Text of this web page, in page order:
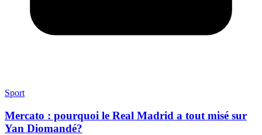
Sport
Mercato : pourquoi le Real Madrid a tout misé sur
Yan Diomandé?